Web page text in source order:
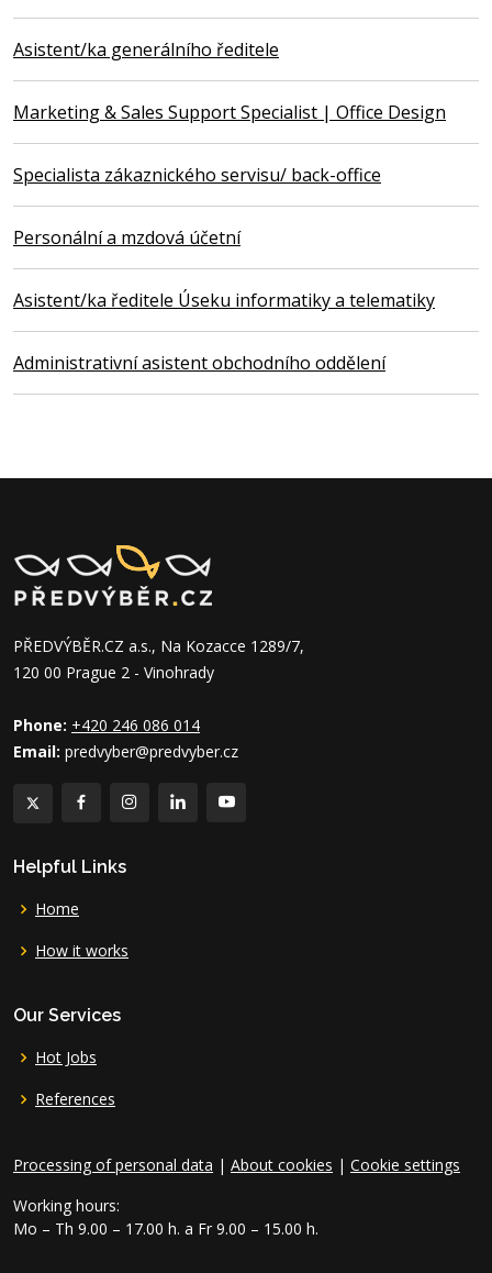
Asistent/ka generálního ředitele
Marketing & Sales Support Specialist | Office Design
Specialista zákaznického servisu/ back-office
Personální a mzdová účetní
Asistent/ka ředitele Úseku informatiky a telematiky
Administrativní asistent obchodního oddělení
PŘEDVÝBĚR.CZ a.s., Na Kozacce 1289/7,
120 00 Prague 2 - Vinohrady
Phone: +420 246 086 014
Email: predvyber@predvyber.cz
Helpful Links
Home
How it works
Our Services
Hot Jobs
References
Processing of personal data | About cookies | Cookie settings
Working hours:
Mo – Th 9.00 – 17.00 h. a Fr 9.00 – 15.00 h.